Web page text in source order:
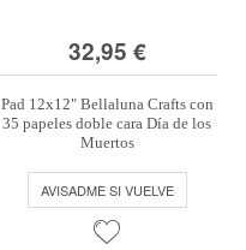
32,95 €
Pad 12x12" Bellaluna Crafts con
35 papeles doble cara Día de los
Muertos
AVISADME SI VUELVE